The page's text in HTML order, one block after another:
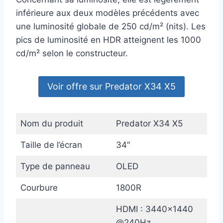
inférieure aux deux modèles précédents avec
une luminosité globale de 250 cd/m² (nits). Les
pics de luminosité en HDR atteignent les 1000
cd/m² selon le constructeur.
Voir offre sur Predator X34 X5
Nom du produit Predator X34 X5
Taille de l’écran 34″
Type de panneau OLED
Courbure 1800R
HDMI : 3440×1440